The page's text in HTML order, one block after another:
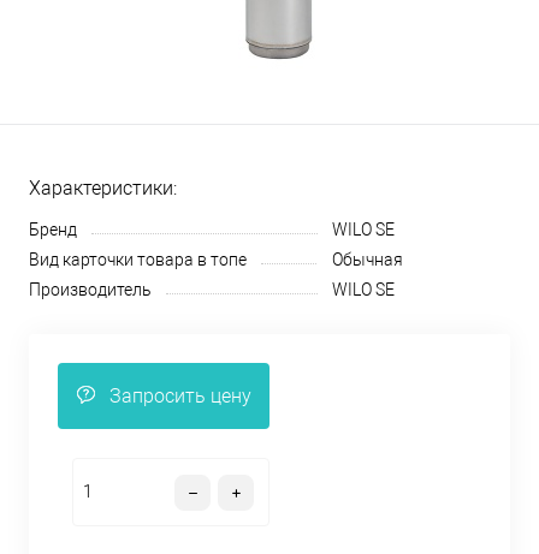
Характеристики:
Бренд
WILO SE
Вид карточки товара в топе
Обычная
Производитель
WILO SE
Запросить цену